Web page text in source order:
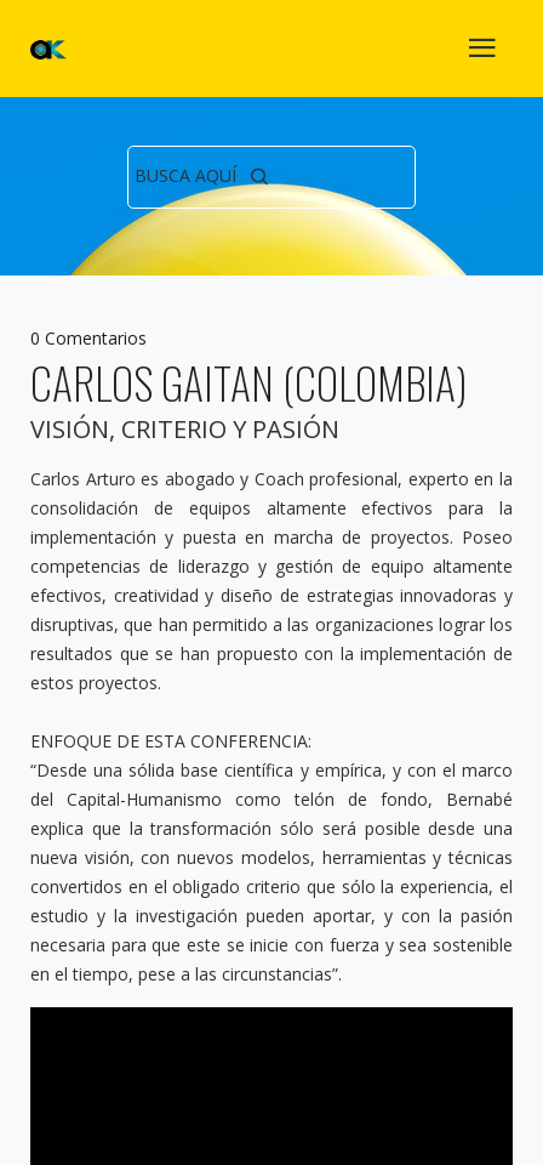
BUSCA AQUÍ
0 Comentarios
CARLOS GAITAN (COLOMBIA)
VISIÓN, CRITERIO Y PASIÓN
Carlos Arturo es abogado y Coach profesional, experto en la
consolidación de equipos altamente efectivos para la
implementación y puesta en marcha de proyectos. Poseo
competencias de liderazgo y gestión de equipo altamente
efectivos, creatividad y diseño de estrategias innovadoras y
disruptivas, que han permitido a las organizaciones lograr los
resultados que se han propuesto con la implementación de
estos proyectos.
ENFOQUE DE ESTA CONFERENCIA:
“Desde una sólida base científica y empírica, y con el marco
del Capital-Humanismo como telón de fondo, Bernabé
explica que la transformación sólo será posible desde una
nueva visión, con nuevos modelos, herramientas y técnicas
convertidos en el obligado criterio que sólo la experiencia, el
estudio y la investigación pueden aportar, y con la pasión
necesaria para que este se inicie con fuerza y sea sostenible
en el tiempo, pese a las circunstancias”.